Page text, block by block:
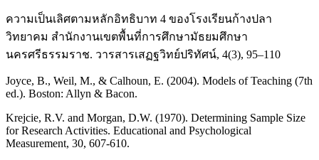
ความเป็นเลิศตามหลักอิทธิบาท 4 ของโรงเรียนก้างปลา
วิทยาคม สำนักงานเขตพื้นที่การศึกษามัธยมศึกษา
นครศรีธรรมราช. วารสารเสฏฐวิทย์ปริทัศน์, 4(3), 95–110
Joyce, B., Weil, M., & Calhoun, E. (2004). Models of Teaching (7th
ed.). Boston: Allyn & Bacon.
Krejcie, R.V. and Morgan, D.W. (1970). Determining Sample Size
for Research Activities. Educational and Psychological
Measurement, 30, 607-610.